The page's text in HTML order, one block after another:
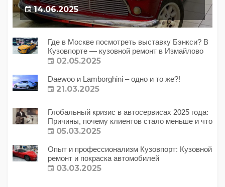
14.06.2025
Где в Москве посмотреть выставку Бэнкси? В
Кузовпорте — кузовной ремонт в Измайлово
02.05.2025
Daewoo и Lamborghini – одно и то же?!
21.03.2025
Глобальный кризис в автосервисах 2025 года:
Причины, почему клиентов стало меньше и что
с этим делать?
05.03.2025
Опыт и профессионализм Кузовпорт: Кузовной
ремонт и покраска автомобилей
03.03.2025